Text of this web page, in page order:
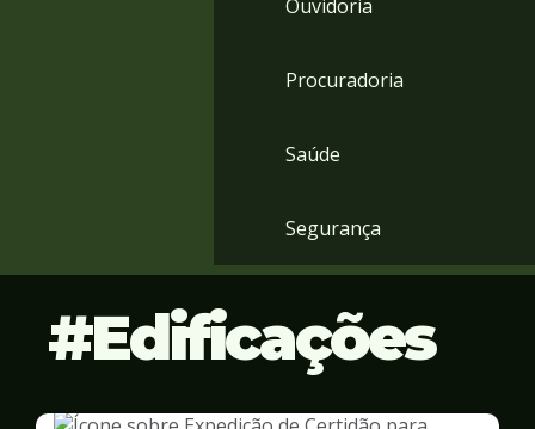
Ouvidoria
Procuradoria
Saúde
Segurança
Edificações